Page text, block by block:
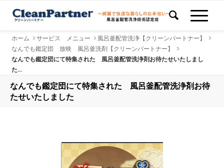
ホーム >サービス メニュー > 風呂釜配管洗浄【クリーンパートナー】
>
なんでも鑑定団 放映 風呂釜洗剤【クリーンパートナー】
>
なんでも鑑定団にて特集された 風呂釜配管洗浄剤お待たせいたしまし
た...
なんでも鑑定団にて特集された 風呂釜配管洗浄剤お待
たせいたしました